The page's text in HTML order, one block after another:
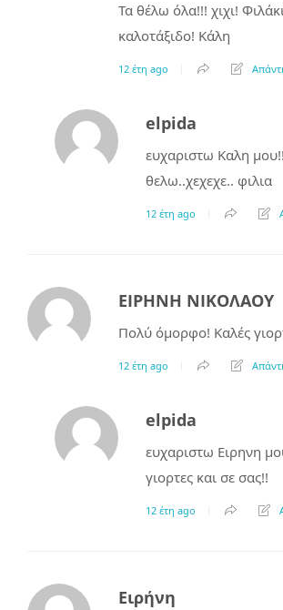
Τα θέλω όλα!!! χιχι!
καλοτάξιδο! Κάλη
12 έτη ago
elpida
ευχαριστω Καλη
θελω..χεχεχε.. φιλια
12 έτη ago
ΕΙΡΗΝΗ ΝΙΚΟΛΑΟΥ
Πολύ όμορφο! Καλές
12 έτη ago
elpida
ευχαριστω Ειρηνη
γιορτες και σε σας!!
12 έτη ago
Ειρήνη